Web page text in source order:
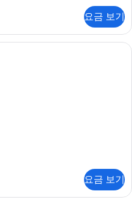
요금 보기
스위트 (Dusable) | 고급 침구, 오리/거
요금 보기